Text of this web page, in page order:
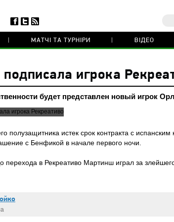
МАТЧІ ТА ТУРНІРИ ВІДЕО
игрока
будет представлен новый игрок
полузащитника истек срок контракта с
с Бенфикой в начале первого ночи.
перехода в Рекреативо Мартинш играл за